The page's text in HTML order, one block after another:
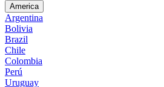
America
Argentina
Bolivia
Brazil
Chile
Colombia
Perú
Uruguay